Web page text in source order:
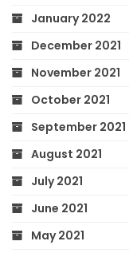
January 2022
December 2021
November 2021
October 2021
September 2021
August 2021
July 2021
June 2021
May 2021